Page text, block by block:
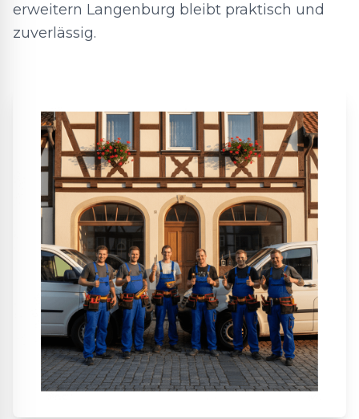
erweitern Langenburg bleibt praktisch und
zuverlässig.